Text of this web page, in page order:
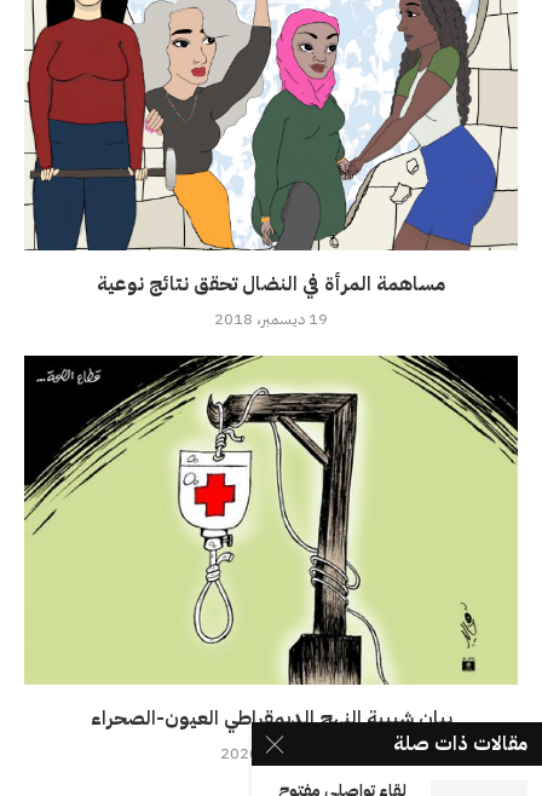
مساهمة المرأة في النضال تحقق نتائج نوعية
19 ديسمبر، 2018
بيان شبيبة النهج الديمقراطي العيون-الصحراء
مقالات ذات صلة
لقاء تواصلي مفتوح